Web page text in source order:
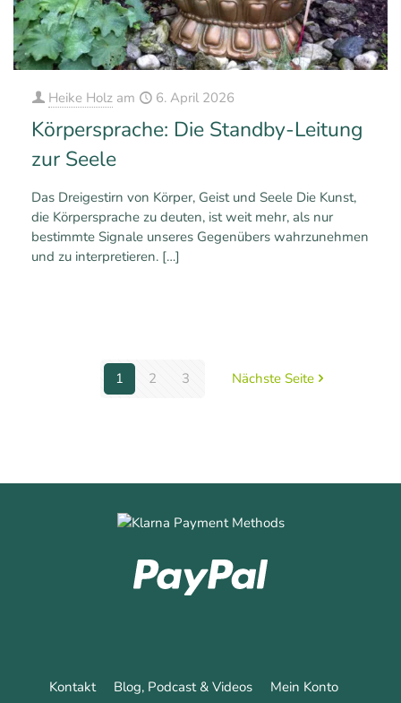
Heike Holz am 6. April 2026
Körpersprache: Die Standby-Leitung
zur Seele
Das Dreigestirn von Körper, Geist und Seele Die Kunst,
die Körpersprache zu deuten, ist weit mehr, als nur
bestimmte Signale unseres Gegenübers wahrzunehmen
und zu interpretieren. […]
1 2 3 Nächste Seite
Kontakt Blog, Podcast & Videos Mein Konto